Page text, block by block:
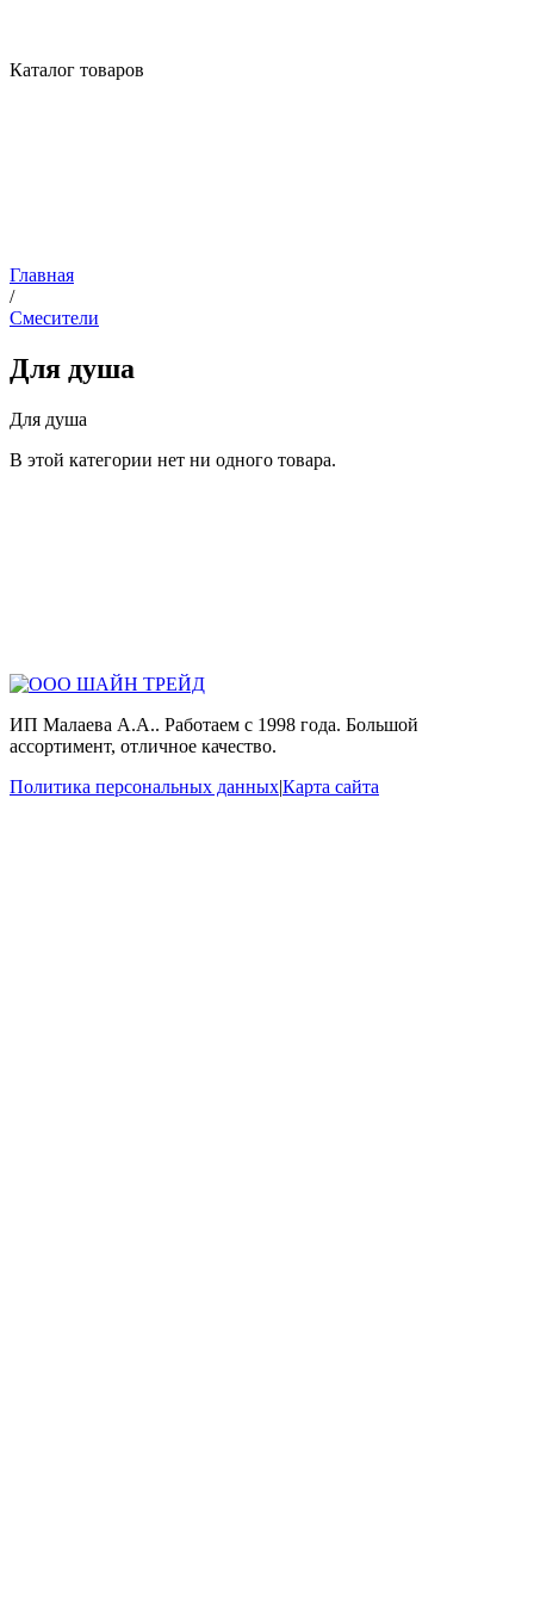
Каталог товаров
Главная
/
Смесители
Для душа
Для душа
В этой категории нет ни одного товара.
ИП Малаева А.А.. Работаем с 1998 года. Большой
ассортимент, отличное качество.
Политика персональных данных|Карта сайта